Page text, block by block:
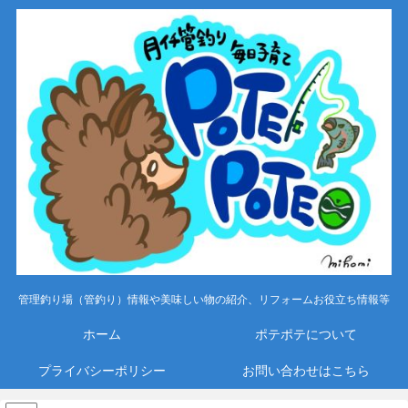
管理釣り場（管釣り）情報や美味しい物の紹介、リフォームお役立ち情報等
ホーム ポテポテについて
プライバシーポリシー お問い合わせはこちら